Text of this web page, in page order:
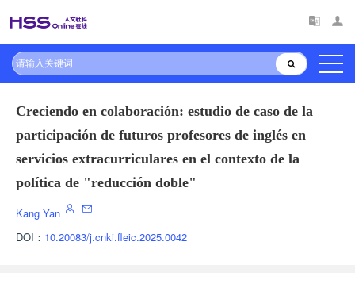
Creciendo en colaboración: estudio de caso de la
participación de futuros profesores de inglés en
servicios extracurriculares en el contexto de la
política de "reducción doble"
Kang Yan
DOI： 10.20083/j.cnki.fleic.2025.0042